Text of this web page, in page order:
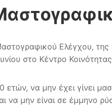
Ελέγχου, της
στο Κέντρο
ετών, να μην έχει γίνει
να μην είναι σε έμμηνο